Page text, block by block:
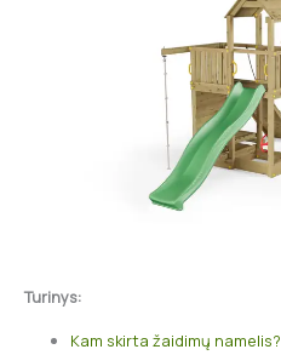
Turinys:
Kam skirta žaidimų namelis?